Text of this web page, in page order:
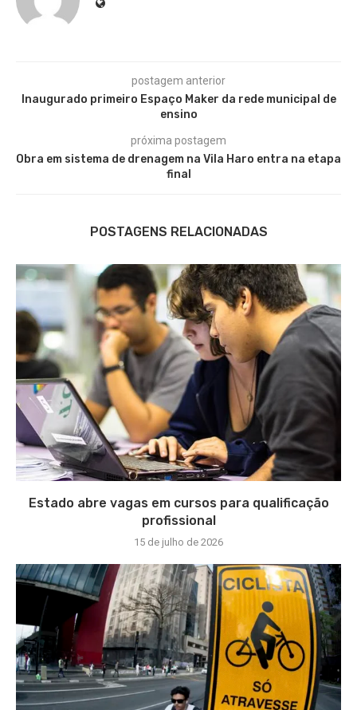
postagem anterior
Inaugurado primeiro Espaço Maker da rede municipal de
ensino
próxima postagem
Obra em sistema de drenagem na Vila Haro entra na etapa
final
POSTAGENS RELACIONADAS
Estado abre vagas em cursos para qualificação
profissional
15 de julho de 2026